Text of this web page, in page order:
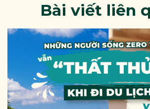
Bài viết liên